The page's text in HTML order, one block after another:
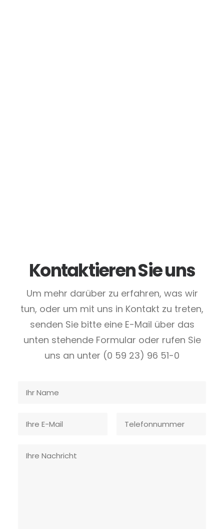
Kontaktieren Sie uns
Um mehr darüber zu erfahren, was wir
tun, oder um mit uns in Kontakt zu treten,
senden Sie bitte eine E-Mail über das
unten stehende Formular oder rufen Sie
uns an unter (0 59 23) 96 51-0